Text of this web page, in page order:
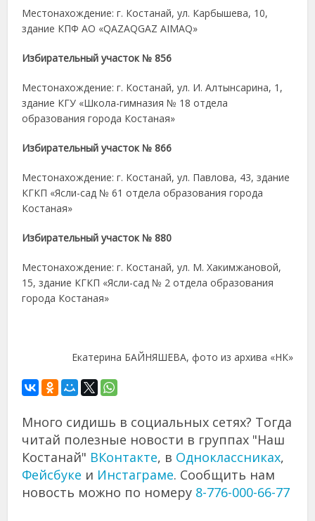
Местонахождение: г. Костанай, ул. Карбышева, 10,
здание КПФ АО «QAZAQGAZ AIMAQ»
Избирательный участок № 856
Местонахождение: г. Костанай, ул. И. Алтынсарина, 1,
здание КГУ «Школа-гимназия № 18 отдела
образования города Костаная»
Избирательный участок № 866
Местонахождение: г. Костанай, ул. Павлова, 43, здание
КГКП «Ясли-сад № 61 отдела образования города
Костаная»
Избирательный участок № 880
Местонахождение: г. Костанай, ул. М. Хакимжановой,
15, здание КГКП «Ясли-сад № 2 отдела образования
города Костаная»
Екатерина БАЙНЯШЕВА, фото из архива «НК»
Много сидишь в социальных сетях? Тогда
читай полезные новости в группах "Наш
Костанай" ВКонтакте, в Одноклассниках,
Фейсбуке и Инстаграме. Сообщить нам
новость можно по номеру 8-776-000-66-77